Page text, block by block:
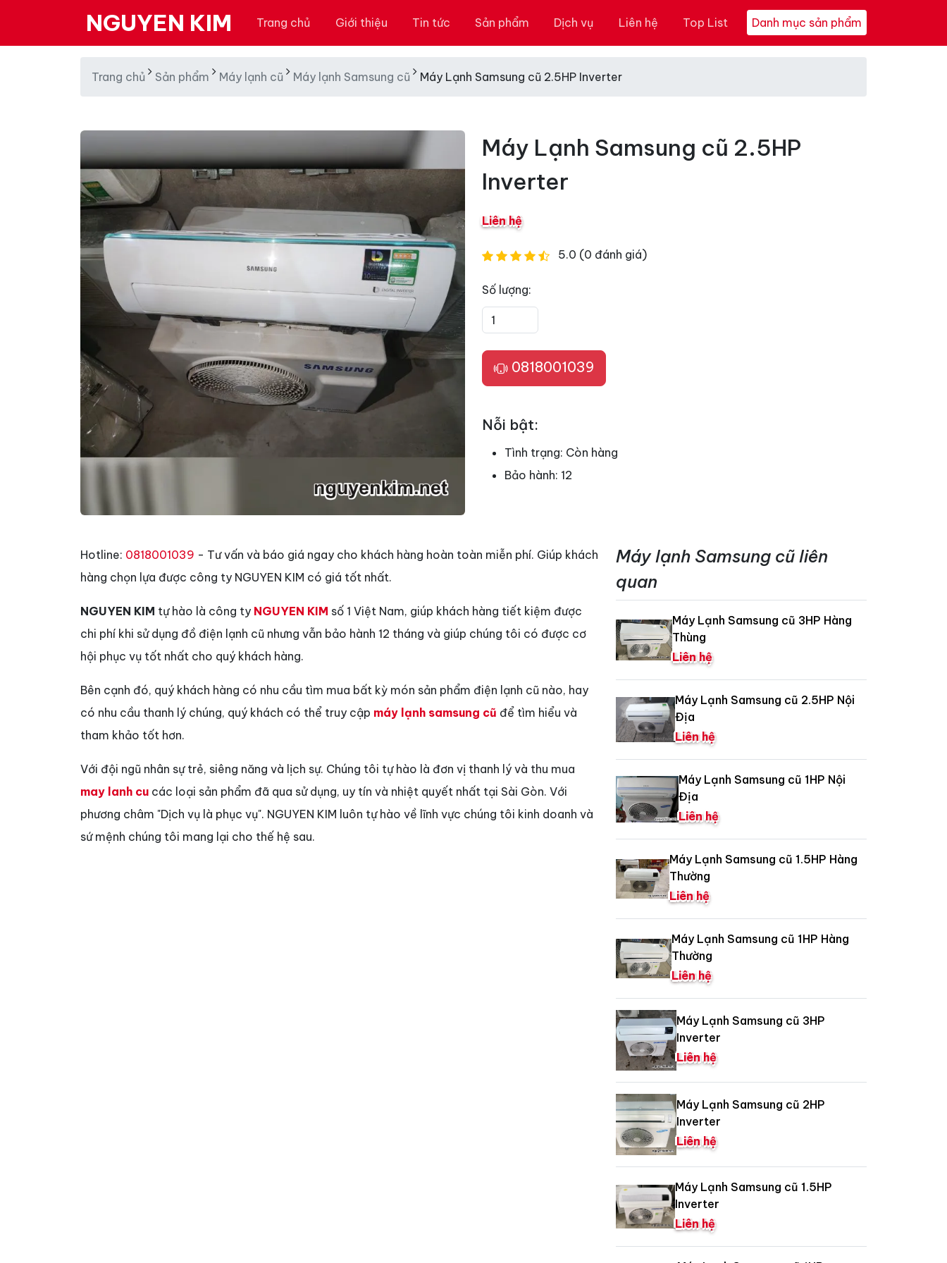
NGUYEN KIM Trang chủ Giới thiệu Tin tức Sản phẩm Dịch vụ Liên hệ Top List Danh mục sản phẩm
Trang chủ Sản phẩm Máy lạnh cũ Máy lạnh Samsung cũ Máy Lạnh Samsung cũ 2.5HP Inverter
Máy Lạnh Samsung cũ 2.5HP
Inverter
Liên hệ
5.0 (0 đánh giá)
Số lượng:
0818001039
Nỗi bật:
Tình trạng: Còn hàng
Bảo hành: 12
Hotline: 0818001039 - Tư vấn và báo giá ngay cho khách hàng hoàn toàn miễn phí. Giúp khách
hàng chọn lựa được công ty NGUYEN KIM có giá tốt nhất.
NGUYEN KIM tự hào là công ty NGUYEN KIM số 1 Việt Nam, giúp khách hàng tiết kiệm được
chi phí khi sử dụng đồ điện lạnh cũ nhưng vẫn bảo hành 12 tháng và giúp chúng tôi có được cơ
hội phục vụ tốt nhất cho quý khách hàng.
Bên cạnh đó, quý khách hàng có nhu cầu tìm mua bất kỳ món sản phẩm điện lạnh cũ nào, hay
có nhu cầu thanh lý chúng, quý khách có thể truy cập máy lạnh samsung cũ để tìm hiểu và
tham khảo tốt hơn.
Với đội ngũ nhân sự trẻ, siêng năng và lịch sự. Chúng tôi tự hào là đơn vị thanh lý và thu mua
may lanh cu các loại sản phẩm đã qua sử dụng, uy tín và nhiệt quyết nhất tại Sài Gòn. Với
phương châm "Dịch vụ là phục vụ". NGUYEN KIM luôn tự hào về lĩnh vực chúng tôi kinh doanh và
sứ mệnh chúng tôi mang lại cho thế hệ sau.
Máy lạnh Samsung cũ liên
quan
Máy Lạnh Samsung cũ 3HP Hàng
Thùng
Liên hệ
Máy Lạnh Samsung cũ 2.5HP Nội
Địa
Liên hệ
Máy Lạnh Samsung cũ 1HP Nội
Địa
Liên hệ
Máy Lạnh Samsung cũ 1.5HP Hàng
Thường
Liên hệ
Máy Lạnh Samsung cũ 1HP Hàng
Thường
Liên hệ
Máy Lạnh Samsung cũ 3HP
Inverter
Liên hệ
Máy Lạnh Samsung cũ 2HP
Inverter
Liên hệ
Máy Lạnh Samsung cũ 1.5HP
Inverter
Liên hệ